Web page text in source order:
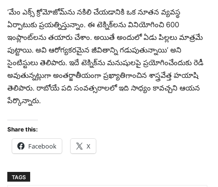
‘మేం ఎక్స్​ క్రోమోజోమ్​ను నకిలి చేయడానికి ఒక నూతన వ్యవస్థ
ఏర్పాటుకు ప్రయత్నిస్తున్నాం. ఈ టెక్నిక్‌లను వినియోగించి 600
ఇంప్లాంట్‌లను తయారు చేశాం. అయితే అందులో ఏడు పిల్లలు మాత్రమే
పుట్టాయి. అవి ఆరోగ్యకరమైన జీవితాన్ని గడుపుతున్నాయి’ అని
సైంటిస్టులు తెలిపారు. ఇదే టెక్నిక్​ను మనుషులపై ప్రయోగించేందుకు రెడీ
అవుతున్నట్లుగా అంతర్జాతీయంగా ప్రఖ్యాతిగాంచిన శాస్త్రవేత్త హయాషి
తెలిపారు. రాబోయే పది సంవత్సరాలలో ఇది సాధ్యం కావచ్చని ఆయన
పేర్కొన్నారు.
Share this:
Facebook X
TAGS